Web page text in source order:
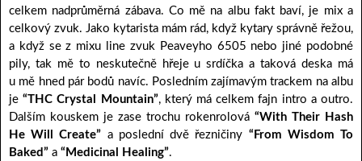
celkem nadprůměrná zábava. Co mě na albu fakt baví, je mix a
celkový zvuk. Jako kytarista mám rád, když kytary správně řežou,
a když se z mixu line zvuk Peaveyho 6505 nebo jiné podobné
pily, tak mě to neskutečně hřeje u srdíčka a taková deska má
u mě hned pár bodů navíc. Posledním zajímavým trackem na albu
je“THC Crystal Mountain”, který má celkem fajn intro a outro.
Dalším kouskem je zase trochu rokenrolová “With Their Hash
He Will Create” a poslední dvě řezničiny “From Wisdom To
Baked” a “Medicinal Healing”.